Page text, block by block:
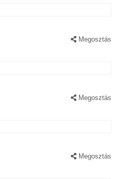
Megosztás
Megosztás
Megosztás